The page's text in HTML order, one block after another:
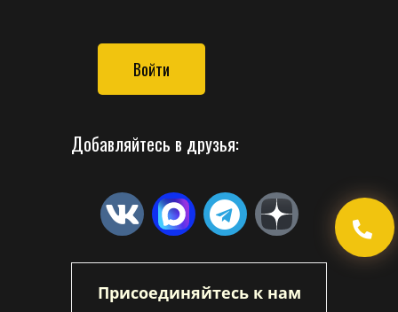
Войти
Добавляйтесь в друзья:
Присоединяйтесь к нам